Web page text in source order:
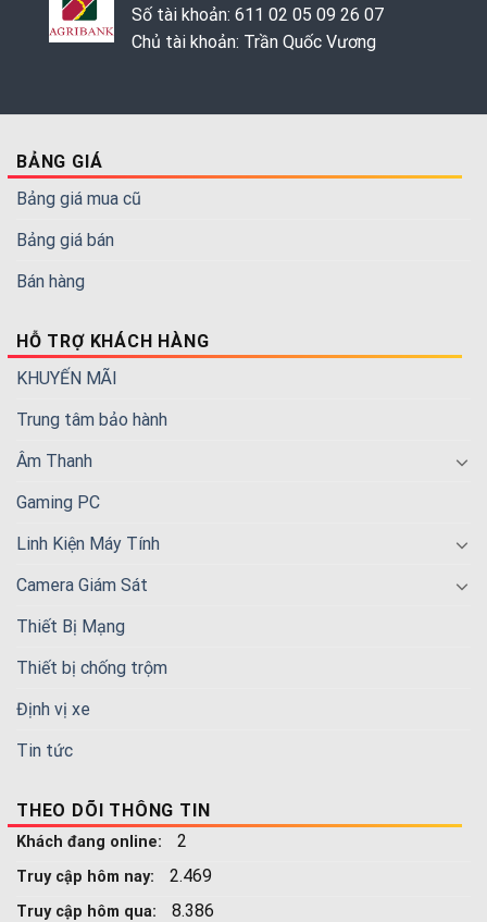
Số tài khoản: 611 02 05 09 26 07
Chủ tài khoản: Trần Quốc Vương
BẢNG GIÁ
Bảng giá mua cũ
Bảng giá bán
Bán hàng
HỖ TRỢ KHÁCH HÀNG
KHUYẾN MÃI
Trung tâm bảo hành
Âm Thanh
Gaming PC
Linh Kiện Máy Tính
Camera Giám Sát
Thiết Bị Mạng
Thiết bị chống trộm
Định vị xe
Tin tức
THEO DÕI THÔNG TIN
Khách đang online: 2
Truy cập hôm nay: 2.469
Truy cập hôm qua: 8.386